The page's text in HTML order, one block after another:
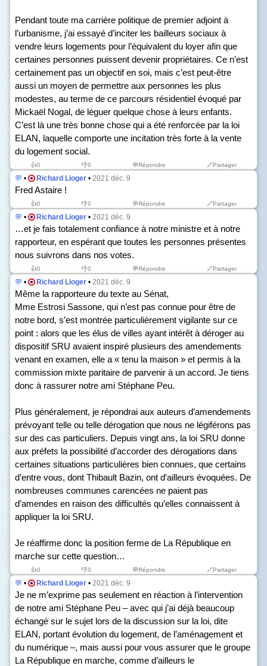
Pendant toute ma carrière politique de premier adjoint à
l’urbanisme, j’ai essayé d’inciter les bailleurs sociaux à
vendre leurs logements pour l’équivalent du loyer afin que
certaines personnes puissent devenir propriétaires. Ce n’est
certainement pas un objectif en soi, mais c’est peut-être
aussi un moyen de permettre aux personnes les plus
modestes, au terme de ce parcours résidentiel évoqué par
Mickaël Nogal, de léguer quelque chose à leurs enfants.
C’est là une très bonne chose qui a été renforcée par la loi
ELAN, laquelle comporte une incitation très forte à la vente
du logement social.
👍0 👎0 💬Répondre 🔗Partager
💬 • Richard Lioger • 2021 déc. 9
Fred Astaire !
👍0 👎0 💬Répondre 🔗Partager
💬 • Richard Lioger • 2021 déc. 9
…et je fais totalement confiance à notre ministre et à notre
rapporteur, en espérant que toutes les personnes présentes
nous suivrons dans nos votes.
👍0 👎0 💬Répondre 🔗Partager
💬 • Richard Lioger • 2021 déc. 9
Même la rapporteure du texte au Sénat,
Mme Estrosi Sassone, qui n’est pas connue pour être de
notre bord, s’est montrée particulièrement vigilante sur ce
point : alors que les élus de villes ayant intérêt à déroger au
dispositif SRU avaient inspiré plusieurs des amendements
venant en examen, elle a « tenu la maison » et permis à la
commission mixte paritaire de parvenir à un accord. Je tiens
donc à rassurer notre ami Stéphane Peu.
Plus généralement, je répondrai aux auteurs d’amendements
prévoyant telle ou telle dérogation que nous ne légiférons pas
sur des cas particuliers. Depuis vingt ans, la loi SRU donne
aux préfets la possibilité d’accorder des dérogations dans
certaines situations particulières bien connues, que certains
d’entre vous, dont Thibault Bazin, ont d’ailleurs évoquées. De
nombreuses communes carencées ne paient pas
d’amendes en raison des difficultés qu’elles connaissent à
appliquer la loi SRU.
Je réaffirme donc la position ferme de La République en
marche sur cette question…
👍0 👎0 💬Répondre 🔗Partager
💬 • Richard Lioger • 2021 déc. 9
Je ne m’exprime pas seulement en réaction à l’intervention
de notre ami Stéphane Peu – avec qui j’ai déjà beaucoup
échangé sur le sujet lors de la discussion sur la loi, dite
ELAN, portant évolution du logement, de l’aménagement et
du numérique –, mais aussi pour vous assurer que le groupe
La République en marche, comme d’ailleurs le